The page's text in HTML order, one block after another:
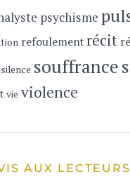
psychisme
refoulementrécit
silence souffrance
vie violence
AUX LECTEURS